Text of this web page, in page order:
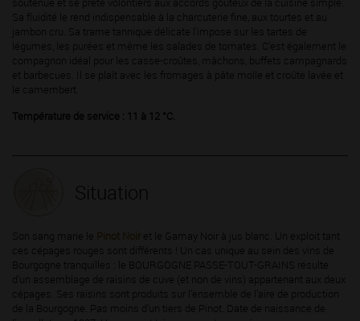
Sa fluidité le rend indispensable à la charcuterie fine, aux tourtes et au
jambon cru. Sa trame tannique délicate l’impose sur les tartes de
légumes, les purées et même les salades de tomates. C’est également le
compagnon idéal pour les casse-croûtes, mâchons, buffets campagnards
et barbecues. Il se plaît avec les fromages à pâte molle et croûte lavée et
le camembert.
Température de service : 11 à 12 °C.
Situation
Son sang marie le Pinot Noir et le Gamay Noir à jus blanc. Un exploit tant
ces cépages rouges sont différents ! Un cas unique au sein des vins de
Bourgogne tranquilles : le BOURGOGNE PASSE-TOUT-GRAINS résulte
d’un assemblage de raisins de cuve (et non de vins) appartenant aux deux
cépages. Ses raisins sont produits sur l’ensemble de l’aire de production
de la Bourgogne. Pas moins d’un tiers de Pinot. Date de naissance de